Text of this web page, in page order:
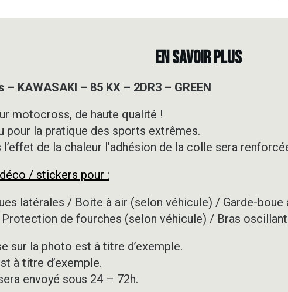
Kit
2DR3
EN SAVOIR PLUS
KAWASAKI – 85 KX – 2DR3 – GREEN
motocross, de haute qualité !
pour la pratique des sports extrêmes.
de la chaleur l’adhésion de la colle sera
/ stickers pour :
latérales / Boite à air (selon véhicule) / Garde-
Protection de fourches (selon véhicule) / Bras
sur la photo est à titre d’exemple.
à titre d’exemple.
envoyé sous 24 – 72h.